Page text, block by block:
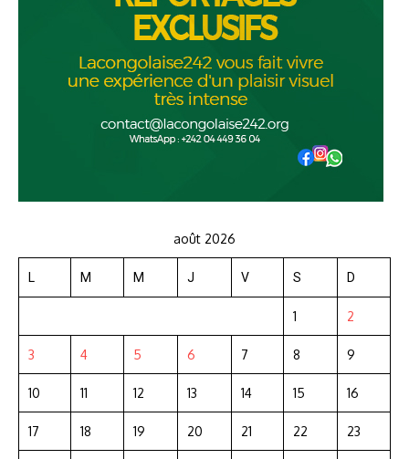
août 2026
L M M J V S D
1 2
3 4 5 6 7 8 9
10 11 12 13 14 15 16
17 18 19 20 21 22 23